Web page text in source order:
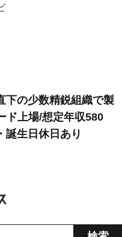
下の少数精鋭組織で製
ド上場/想定年収580
誕生日休日あり